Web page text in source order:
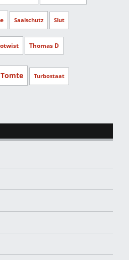
Saalschutz Slut
Thomas D
Tomte Turbostaat